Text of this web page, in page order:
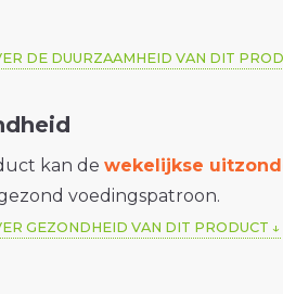
DE DUURZAAMHEID VAN DIT
kan dewekelijkse
voedingspatroon.
GEZONDHEID VAN DIT PRODUCT